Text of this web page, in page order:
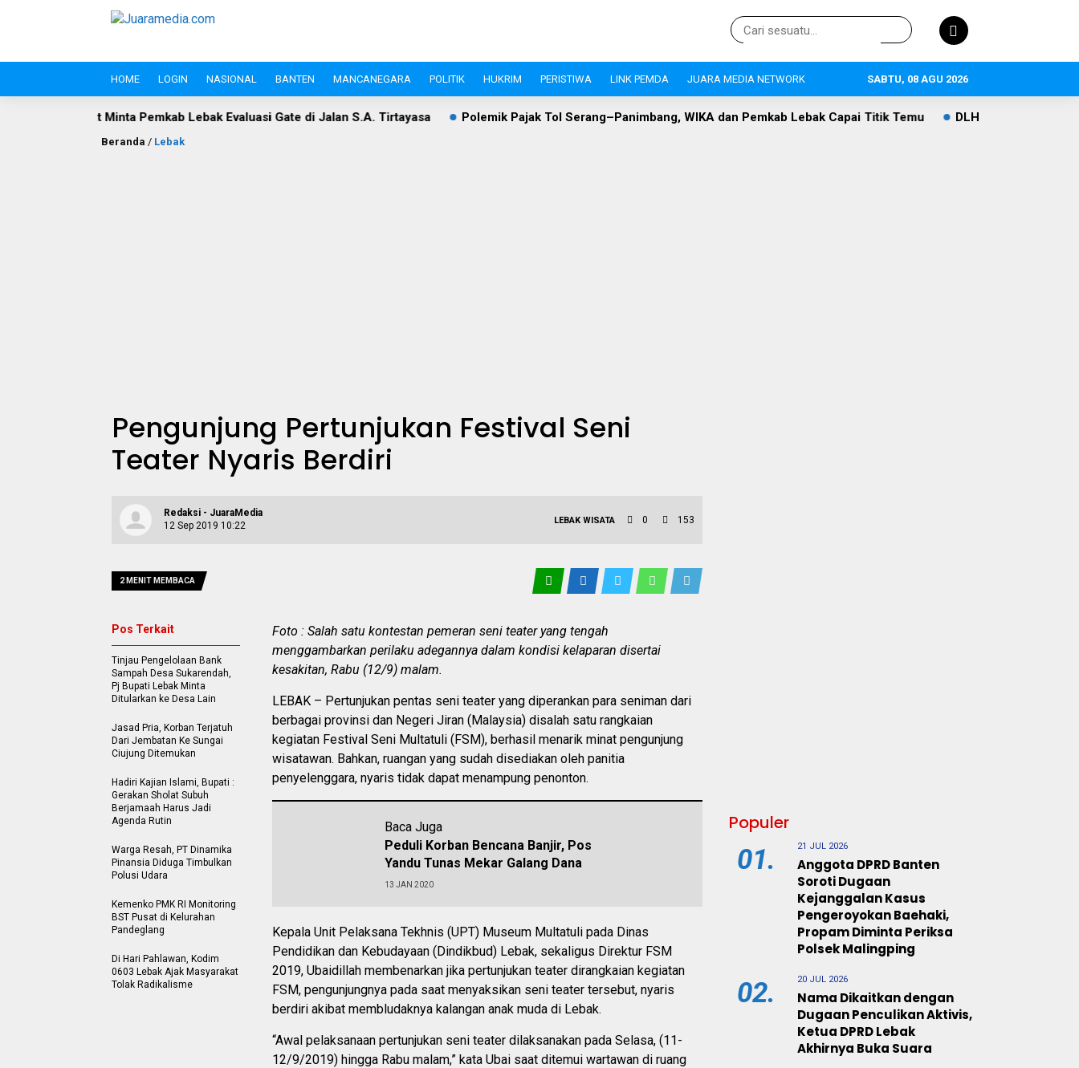
HOME LOGIN NASIONAL BANTEN MANCANEGARA POLITIK HUKRIM PERISTIWA LINK PEMDA JUARA MEDIA NETWORK SABTU, 08 AGU 2026
Pemkab Lebak Evaluasi Gate di Jalan S.A. Tirtayasa Polemik Pajak Tol Serang–Panimbang, WIKA dan Pemkab Lebak Capai Titik Temu DLH Lebak Dorong Perluasan Sekolah
Beranda / Lebak
Pengunjung Pertunjukan Festival Seni
Teater Nyaris Berdiri
Redaksi - JuaraMedia
12 Sep 2019 10:22
LEBAK WISATA 0 153
2 MENIT MEMBACA
Foto : Salah satu kontestan pemeran seni teater yang tengah
menggambarkan perilaku adegannya dalam kondisi kelaparan disertai
kesakitan, Rabu (12/9) malam.
LEBAK – Pertunjukan pentas seni teater yang diperankan para seniman dari
berbagai provinsi dan Negeri Jiran (Malaysia) disalah satu rangkaian
kegiatan Festival Seni Multatuli (FSM), berhasil menarik minat pengunjung
wisatawan. Bahkan, ruangan yang sudah disediakan oleh panitia
penyelenggara, nyaris tidak dapat menampung penonton.
Baca Juga
Peduli Korban Bencana Banjir, Pos
Yandu Tunas Mekar Galang Dana
13 JAN 2020
Kepala Unit Pelaksana Tekhnis (UPT) Museum Multatuli pada Dinas
Pendidikan dan Kebudayaan (Dindikbud) Lebak, sekaligus Direktur FSM
2019, Ubaidillah membenarkan jika pertunjukan teater dirangkaian kegiatan
FSM, pengunjungnya pada saat menyaksikan seni teater tersebut, nyaris
berdiri akibat membludaknya kalangan anak muda di Lebak.
“Awal pelaksanaan pertunjukan seni teater dilaksanakan pada Selasa, (11-
12/9/2019) hingga Rabu malam,” kata Ubai saat ditemui wartawan di ruang
Pos Terkait
Tinjau Pengelolaan Bank
Sampah Desa Sukarendah,
Pj Bupati Lebak Minta
Ditularkan ke Desa Lain
Jasad Pria, Korban Terjatuh
Dari Jembatan Ke Sungai
Ciujung Ditemukan
Hadiri Kajian Islami, Bupati :
Gerakan Sholat Subuh
Berjamaah Harus Jadi
Agenda Rutin
Warga Resah, PT Dinamika
Pinansia Diduga Timbulkan
Polusi Udara
Kemenko PMK RI Monitoring
BST Pusat di Kelurahan
Pandeglang
Di Hari Pahlawan, Kodim
0603 Lebak Ajak Masyarakat
Tolak Radikalisme
Populer
01. 21 JUL 2026
Anggota DPRD Banten
Soroti Dugaan
Kejanggalan Kasus
Pengeroyokan Baehaki,
Propam Diminta Periksa
Polsek Malingping
02. 20 JUL 2026
Nama Dikaitkan dengan
Dugaan Penculikan Aktivis,
Ketua DPRD Lebak
Akhirnya Buka Suara